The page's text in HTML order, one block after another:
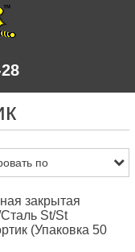
закрытая
St/St
(Упаковка 50